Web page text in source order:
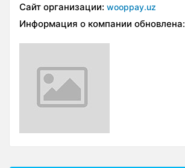
Сайт организации: wooppay.uz
Информация о компании обновлена: